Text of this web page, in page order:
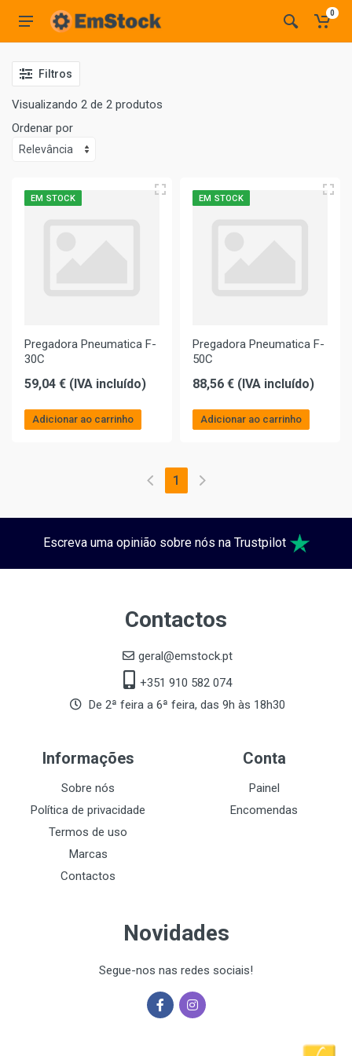
0
Filtros
Visualizando 2 de 2 produtos
Ordenar por
EM STOCK
Pregadora Pneumatica F-
30C
59,04 € (IVA incluído)
Adicionar ao carrinho
EM STOCK
Pregadora Pneumatica F-
50C
88,56 € (IVA incluído)
Adicionar ao carrinho
1
Escreva uma opinião sobre nós na Trustpilot
Contactos
geral@emstock.pt
+351 910 582 074
De 2ª feira a 6ª feira, das 9h às 18h30
Informações
Sobre nós
Política de privacidade
Termos de uso
Marcas
Contactos
Conta
Painel
Encomendas
Novidades
Segue-nos nas redes sociais!